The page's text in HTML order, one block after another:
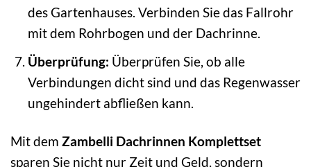
des Gartenhauses. Verbinden Sie das Fallrohr
mit dem Rohrbogen und der Dachrinne.
Überprüfung: Überprüfen Sie, ob alle
Verbindungen dicht sind und das Regenwasser
ungehindert abfließen kann.
Mit dem Zambelli Dachrinnen Komplettset
sparen Sie nicht nur Zeit und Geld, sondern